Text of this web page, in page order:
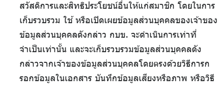
สวัสดิการและสิทธิประโยชน์อื่นให้แก่สมาชิก โดยในการ
เก็บรวบรวม ใช้ หรือเปิดเผยข้อมูลส่วนบุคคลของเจ้าของ
ข้อมูลส่วนบุคคลดังกล่าว กบข. จะดำเนินการเท่าที่
จำเป็นเท่านั้น และจะเก็บรวบรวมข้อมูลส่วนบุคคลดัง
กล่าวจากเจ้าของข้อมูลส่วนบุคคลโดยตรงด้วยวิธีการก
รอกข้อมูลในเอกสาร บันทึกข้อมูลเสียงหรือภาพ หรือวิธี